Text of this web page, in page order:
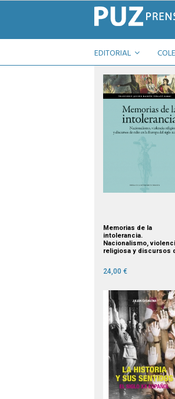
EDITORIAL
Memorias de la
intolerancia.
Nacionalismo,
religiosa y discursos
24,00 €